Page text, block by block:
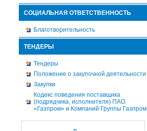
СОЦИАЛЬНАЯ ОТВЕТСТВЕННОСТЬ
Благотворительность
ТЕНДЕРЫ
Тендеры
Положение о закупочной деятельности
Закупки
Кодекс поведения поставщика
(подрядчика, исполнителя) ПАО
«Газпром» и Компаний Группы Газпром